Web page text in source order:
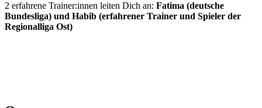
2 erfahrene Trainer:innen leiten Dich an: Fatima (deutsche
Bundesliga) und Habib (erfahrener Trainer und Spieler der
Regionalliga Ost)